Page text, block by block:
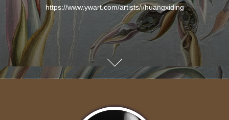
https://www.ywart.com/artists/i/huangxiding